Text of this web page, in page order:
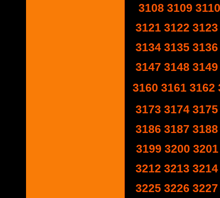
3108 3109 3110
3121 3122 3123
3134 3135 3136
3147 3148 3149
3160 3161 3162
3173 3174 3175
3186 3187 3188
3199 3200 3201
3212 3213 3214
3225 3226 3227